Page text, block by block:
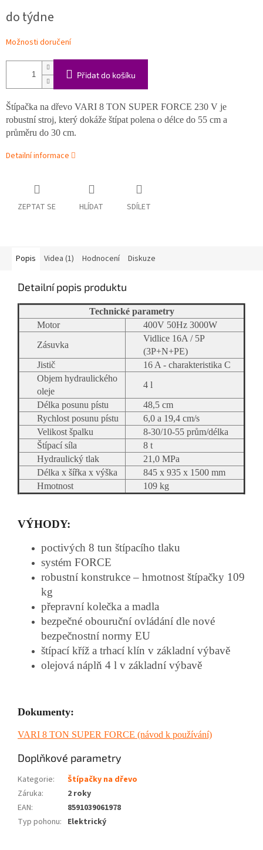
cena:
do týdne
Možnosti doručení
Přidat do košíku
Štípačka na dřevo VARI 8 TON SUPER FORCE 230 V je
robustní stroj, který dokáže štípat polena o délce do 55 cm a
průměru do 30 cm.
Detailní informace
ZEPTAT SE HLÍDAT SDÍLET
Popis Videa (1) Hodnocení Diskuze
Detailní popis produktu
Technické parametry
Motor
400V 50Hz 3000W
Zásuvka
Vidlice 16A / 5P
(3P+N+PE)
Jistič
16 A - charakteristika C
Objem hydraulického
oleje
4 l
Délka posunu pístu
48,5 cm
Rychlost posunu pístu
6,0 a 19,4 cm/s
Velikost špalku
8-30/10-55 prům/délka
Štípací síla
8 t
Hydraulický tlak
21,0 MPa
Délka x šířka x výška
845 x 935 x 1500 mm
Hmotnost
109 kg
VÝHODY:
poctivých 8 tun štípacího tlaku
systém FORCE
robustní konstrukce – hmotnost štípačky 109
kg
přepravní kolečka a madla
bezpečné obouruční ovládání dle nové
bezpečnostní normy EU
štípací kříž a trhací klín v základní výbavě
olejová náplň 4 l v základní výbavě
Dokumenty:
VARI 8 TON SUPER FORCE (návod k používání)
Doplňkové parametry
Kategorie:
Štípačky na dřevo
Záruka:
2 roky
EAN:
8591039061978
Typ pohonu: Elektrický